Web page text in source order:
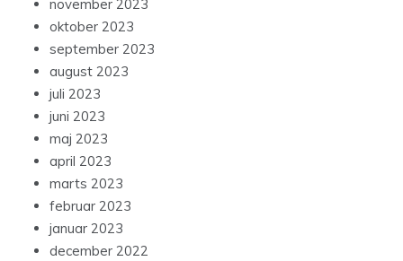
november 2023
oktober 2023
september 2023
august 2023
juli 2023
juni 2023
maj 2023
april 2023
marts 2023
februar 2023
januar 2023
december 2022